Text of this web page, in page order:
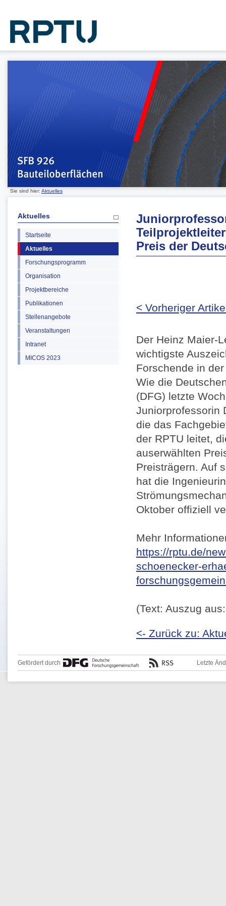
Sie sind hier: Aktuelles
Aktuelles
Startseite
Aktuelles
Forschungsprogramm
Organisation
Projektbereiche
Publikationen
Stellenangebote
Veranstaltungen
Intranet
MICOS 2023
Preis der
< Vorheriger
Der Heinz Maier-
wichtigste
Forschende in
Wie die
(DFG) letzte
Juniorprofessorin
die das
der RPTU leitet,
auserwählten
Preisträgern. Auf
hat die
Oktober offiziell
Mehr
https://rptu.de/
schoenecker-
(Text: Auszug
<- Zurück zu:
Gefördert durch Letzte